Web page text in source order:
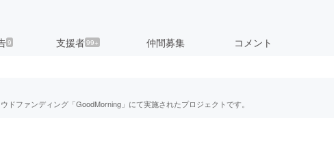
9 支援者99+ 仲間募集 コメント
ドファンディング「GoodMorning」にて実施されたプロジェクトです。